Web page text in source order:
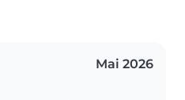
Mai 2026